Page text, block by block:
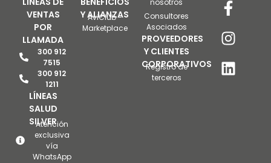
VENTAS
POR
LLAMADA
300 912
7515
300 912
1211
LÍNEAS
SALUD
SILVER
Atención
exclusiva
vía
WhatsApp
Y ALIANZAS
AviClub -
Marketplace
Consultores
Asociados
PROVEEDORES
Y CLIENTES
CORPORATIVOS
Registro de
terceros